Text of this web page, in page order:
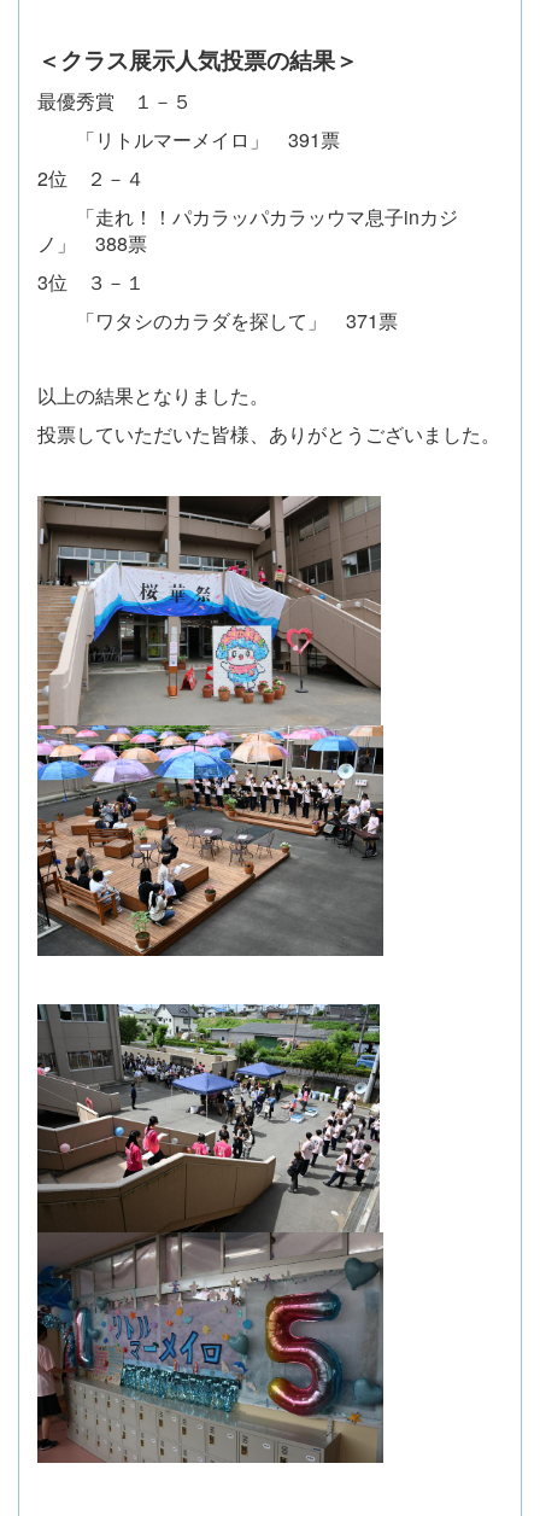
＜クラス展示人気投票の結果＞
最優秀賞 １－５
「リトルマーメイロ」 391票
2位 ２－４
「走れ！！パカラッパカラッウマ息子inカジ
ノ」 388票
3位 ３－１
「ワタシのカラダを探して」 371票
以上の結果となりました。
投票していただいた皆様、ありがとうございました。